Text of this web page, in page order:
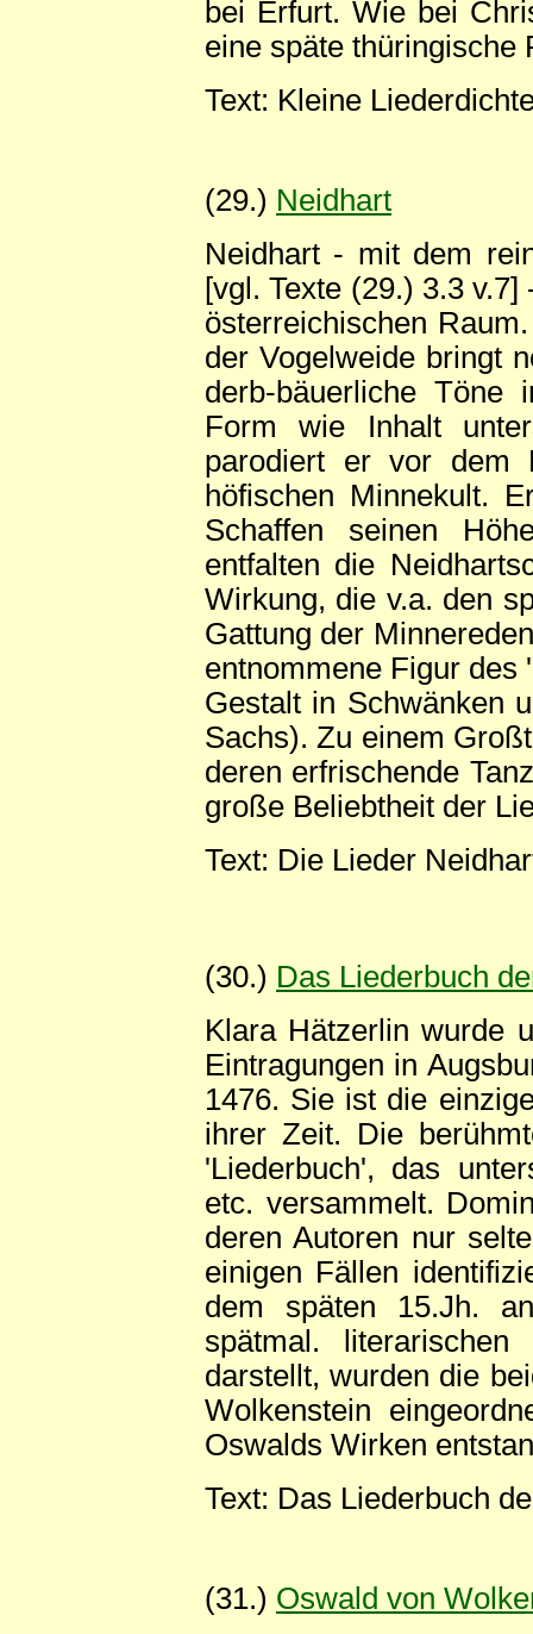
bei Erfurt. Wie bei
eine späte thüringische
Text: Kleine
(29.) Neidhart
Neidhart - mit dem
[vgl. Texte (29.) 3.3
österreichischen
der Vogelweide bringt
derb-bäuerliche Töne
Form wie Inhalt
parodiert er vor dem
höfischen Minnekult.
Schaffen seinen
entfalten die
Wirkung, die v.a. den
Gattung der
entnommene Figur des
Gestalt in Schwänken
Sachs). Zu einem
deren erfrischende
große Beliebtheit der
Text: Die Lieder
(30.) Das Liederbuch
Klara Hätzerlin wurde
Eintragungen in
1476. Sie ist die
ihrer Zeit. Die
'Liederbuch', das
etc. versammelt.
deren Autoren nur
einigen Fällen
dem späten 15.Jh.
spätmal. literarischen
darstellt, wurden die
Wolkenstein
Oswalds Wirken
Text: Das Liederbuch
(31.) Oswald von